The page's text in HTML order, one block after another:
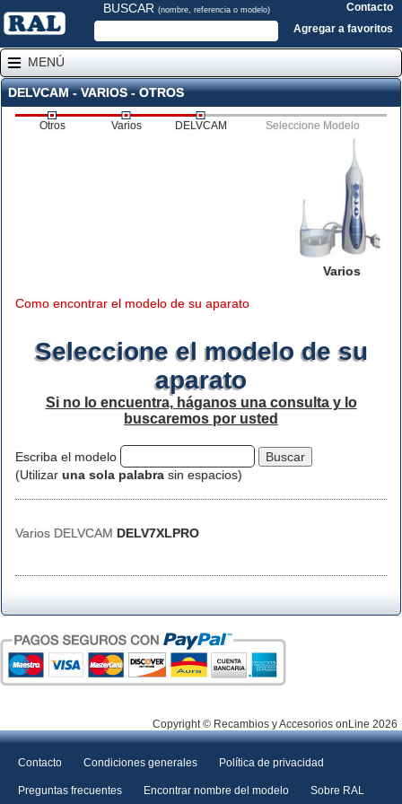
BUSCAR (nombre, referencia o modelo)
Contacto
Agregar a favoritos
MENÚ
DELVCAM - VARIOS - OTROS
Otros Varios DELVCAM Seleccione Modelo
Varios
Como encontrar el modelo de su aparato
Seleccione el modelo de su
aparato
Si no lo encuentra, háganos una consulta y lo
buscaremos por usted
Escriba el modelo
(Utilizar una sola palabra sin espacios)
Varios DELVCAM DELV7XLPRO
Copyright © Recambios y Accesorios onLine 2026
Contacto Condiciones generales Política de privacidad
Preguntas frecuentes Encontrar nombre del modelo Sobre RAL